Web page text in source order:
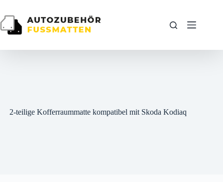
springen
2-teilige Kofferraummatte kompatibel mit Skoda Kodiaq